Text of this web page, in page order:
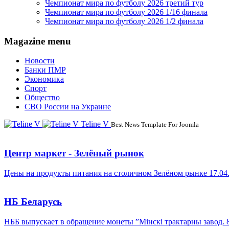
Чемпионат мира по футболу 2026 третий тур
Чемпионат мира по футболу 2026 1/16 финала
Чемпионат мира по футболу 2026 1/2 финала
Magazine menu
Новости
Банки ПМР
Экономика
Спорт
Общество
СВО России на Украине
Teline V Best News Template For Joomla
Центр маркет - Зелёный рынок
Цены на продукты питания на столичном Зелёном рынке
НБ Беларусь
НББ выпускает в обращение монеты ”Мінскі трактарны завод.